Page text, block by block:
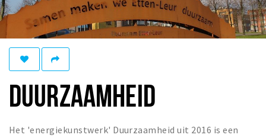
Recreatief
Winkels
Winkelgebieden
Bezienswaardigheden
Musea, theaters & podia
DUURZAAMHEID
Het 'energiekunstwerk' Duurzaamheid uit 2016 is een